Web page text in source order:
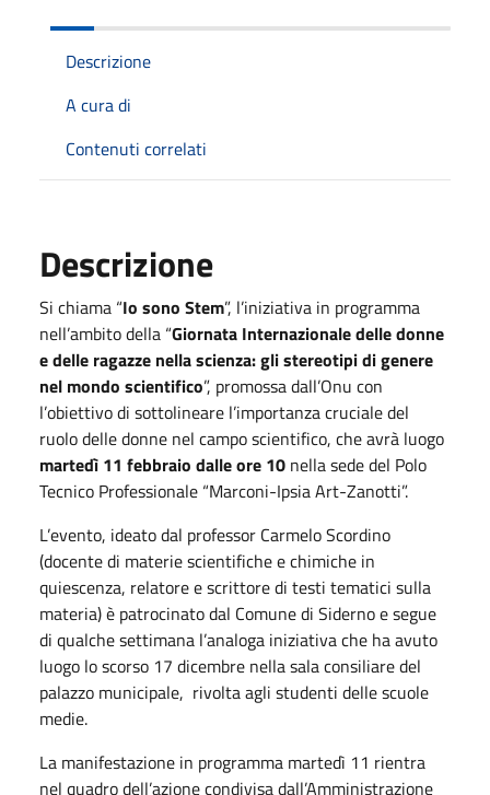
Descrizione
A cura di
Contenuti correlati
Descrizione
Si chiama “Io sono Stem”, l’iniziativa in programma
nell’ambito della “Giornata Internazionale delle donne
e delle ragazze nella scienza: gli stereotipi di genere
nel mondo scientifico”, promossa dall’Onu con
l’obiettivo di sottolineare l’importanza cruciale del
ruolo delle donne nel campo scientifico, che avrà luogo
martedì 11 febbraio dalle ore 10 nella sede del Polo
Tecnico Professionale “Marconi-Ipsia Art-Zanotti”.
L’evento, ideato dal professor Carmelo Scordino
(docente di materie scientifiche e chimiche in
quiescenza, relatore e scrittore di testi tematici sulla
materia) è patrocinato dal Comune di Siderno e segue
di qualche settimana l’analoga iniziativa che ha avuto
luogo lo scorso 17 dicembre nella sala consiliare del
palazzo municipale, rivolta agli studenti delle scuole
medie.
La manifestazione in programma martedì 11 rientra
nel quadro dell’azione condivisa dall’Amministrazione